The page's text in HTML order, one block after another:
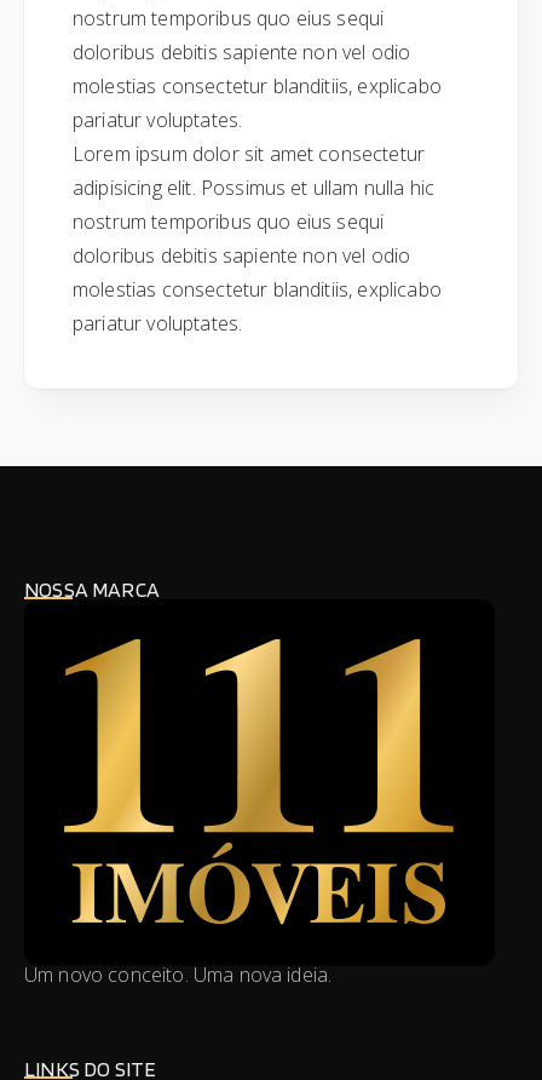
nostrum temporibus quo eius sequi
doloribus debitis sapiente non vel odio
molestias consectetur blanditiis, explicabo
pariatur voluptates.
Lorem ipsum dolor sit amet consectetur
adipisicing elit. Possimus et ullam nulla hic
nostrum temporibus quo eius sequi
doloribus debitis sapiente non vel odio
molestias consectetur blanditiis, explicabo
pariatur voluptates.
NOSSA MARCA
Um novo conceito. Uma nova ideia.
LINKS DO SITE